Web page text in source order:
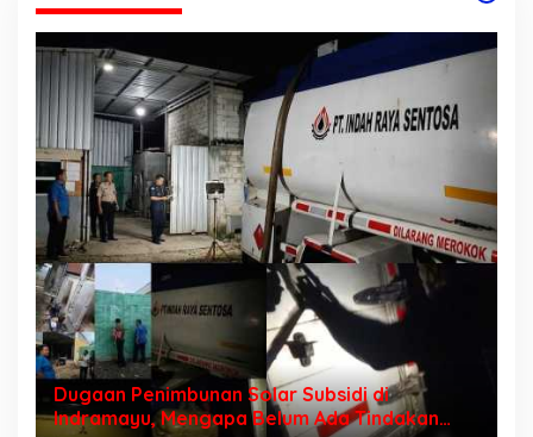
Dugaan Penimbunan Solar Subsidi di
Indramayu, Mengapa Belum Ada Tindakan